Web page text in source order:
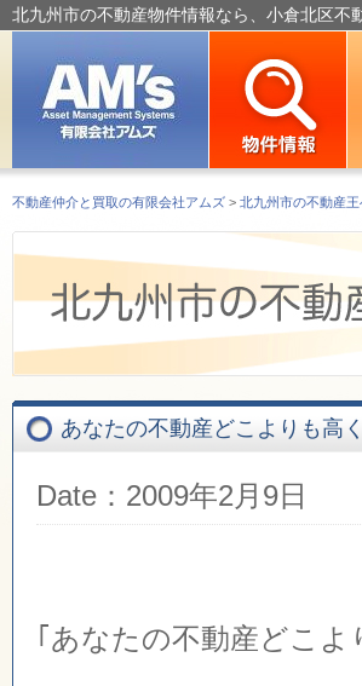
北九州市の不動産物件情報なら、小倉北区
不動産仲介と買取の有限会社アムズ > 北九州市の不動産王
あなたの不動産どこよりも高
Date：2009年2月9日
｢あなたの不動産どこ